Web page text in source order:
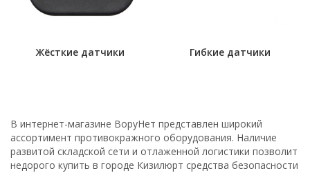
Жёсткие датчики Гибкие датчики
В интернет-магазине ВоруНет представлен широкий
ассортимент противокражного оборудования. Наличие
развитой складской сети и отлаженной логистики позволит
недорого купить в городе Кизилюрт средства безопасности